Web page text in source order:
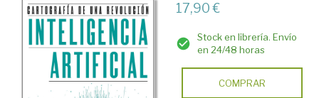
17,90 €
Stock en librería. Envío
en 24/48 horas
COMPRAR